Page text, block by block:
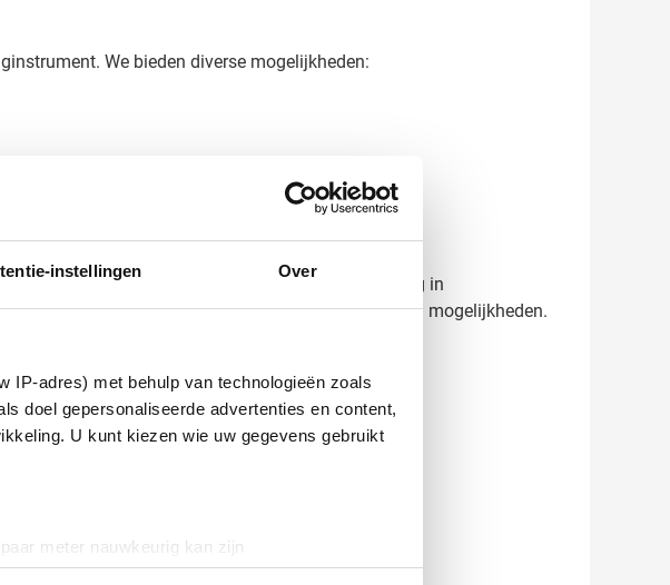
instellingen Over
IP-adres) met behulp van technologieën zoals
doel gepersonaliseerde advertenties en content,
U kunt kiezen wie uw gegevens gebruikt
meter nauwkeurig kan zijn
eigenschappen (fingerprinting)
We bieden diverse mogelijkheden:
gebruikt én gezien wordt.
gratis digitaal voorbeeld aan. Met 45 jaar ervaring in
op maat of meer informatie over levertijden en mogelijkheden.